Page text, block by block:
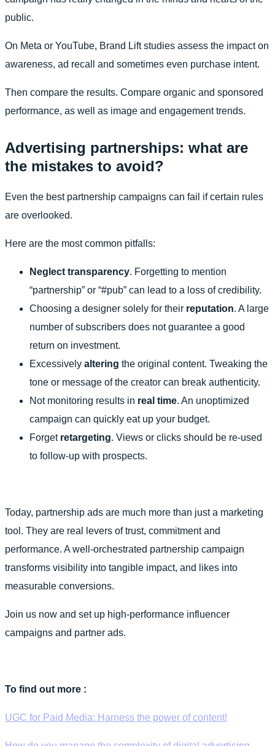
public.
On Meta or YouTube, Brand Lift studies assess the impact on
awareness, ad recall and sometimes even purchase intent.
Then compare the results. Compare organic and sponsored
performance, as well as image and engagement trends.
Advertising partnerships: what are
the mistakes to avoid?
Even the best partnership campaigns can fail if certain rules
are overlooked.
Here are the most common pitfalls:
Neglect transparency. Forgetting to mention
“partnership” or “#pub” can lead to a loss of credibility.
Choosing a designer solely for their reputation. A large
number of subscribers does not guarantee a good
return on investment.
Excessively altering the original content. Tweaking the
tone or message of the creator can break authenticity.
Not monitoring results in real time. An unoptimized
campaign can quickly eat up your budget.
Forget retargeting. Views or clicks should be re-used
to follow-up with prospects.
Today, partnership ads are much more than just a marketing
tool. They are real levers of trust, commitment and
performance. A well-orchestrated partnership campaign
transforms visibility into tangible impact, and likes into
measurable conversions.
Join us now and set up high-performance influencer
campaigns and partner ads.
To find out more :
UGC for Paid Media: Harness the power of content!